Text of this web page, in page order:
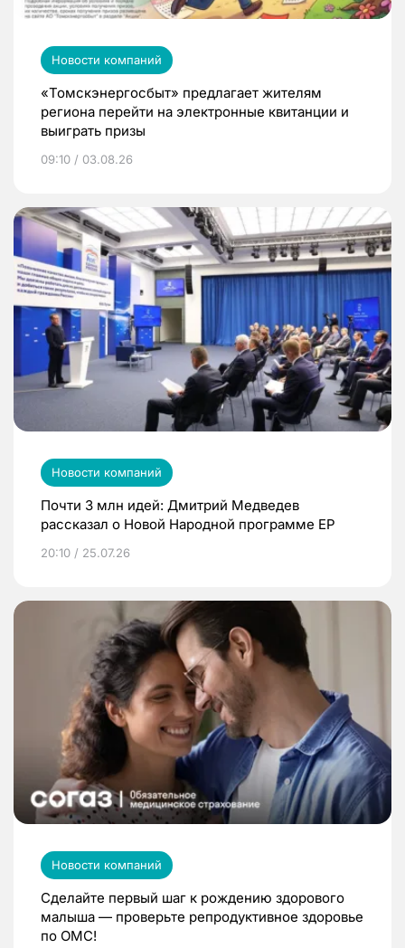
Новости компаний
«Томскэнергосбыт» предлагает жителям
региона перейти на электронные квитанции и
выиграть призы
09:10 / 03.08.26
Новости компаний
Почти 3 млн идей: Дмитрий Медведев
рассказал о Новой Народной программе ЕР
20:10 / 25.07.26
Новости компаний
Сделайте первый шаг к рождению здорового
малыша — проверьте репродуктивное здоровье
по ОМС!